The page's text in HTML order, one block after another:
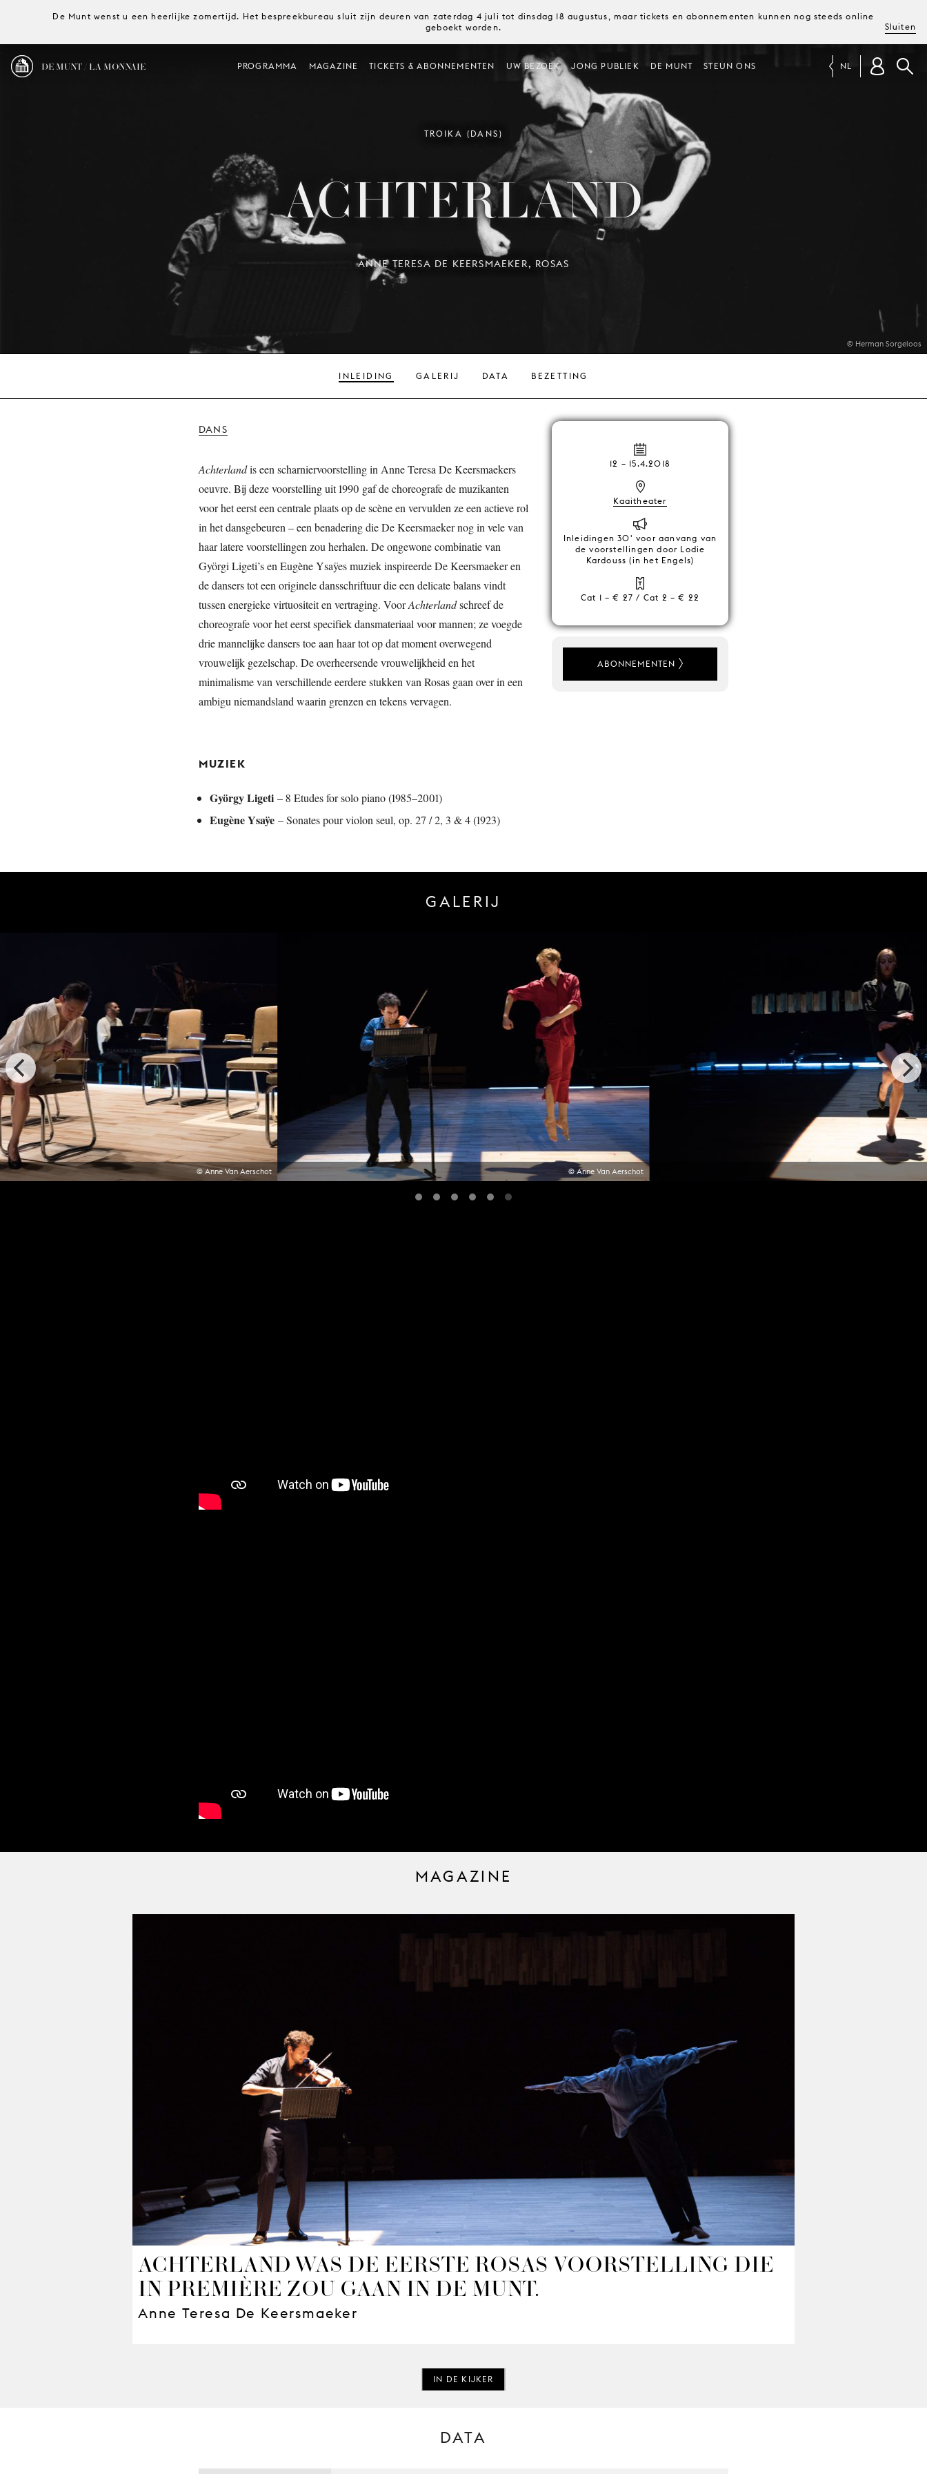
De Munt wenst u een heerlijke zomertijd. Het bespreekbureau sluit zijn deuren van zaterdag 4 juli tot dinsdag 18 augustus, maar tickets en abonnementen kunnen nog steeds online
geboekt worden.
Sluiten
DE MUNT / LA MONNAIE PROGRAMMA MAGAZINE TICKETS & ABONNEMENTEN UW BEZOEK JONG PUBLIEK DE MUNT STEUN ONS NL
© Herman Sorgeloos
TROIKA (DANS)
ACHTERLAND
ANNE TERESA DE KEERSMAEKER, ROSAS
INLEIDING GALERIJ DATA BEZETTING
DANS
Achterlandis een scharniervoorstelling in Anne Teresa De Keersmaekers
oeuvre. Bij deze voorstelling uit 1990 gaf de choreografe de muzikanten
voor het eerst een centrale plaats op de scène en vervulden ze een actieve rol
in het dansgebeuren – een benadering die De Keersmaeker nog in vele van
haar latere voorstellingen zou herhalen. De ongewone combinatie van
Györgi Ligeti’s en Eugène Ysaÿes muziek inspireerde De Keersmaeker en
de dansers tot een originele dansschriftuur die een delicate balans vindt
tussen energieke virtuositeit en vertraging. VoorAchterlandschreef de
choreografe voor het eerst specifiek dansmateriaal voor mannen; ze voegde
drie mannelijke dansers toe aan haar tot op dat moment overwegend
vrouwelijk gezelschap. De overheersende vrouwelijkheid en het
minimalisme van verschillende eerdere stukken van Rosas gaan over in een
ambigu niemandsland waarin grenzen en tekens vervagen.
MUZIEK
György Ligeti – 8 Etudes for solo piano (1985–2001)
Eugène Ysaÿe – Sonates pour violon seul, op. 27 / 2, 3 & 4 (1923)
12 – 15.4.2018
Kaaitheater
Inleidingen 30' voor aanvang van
de voorstellingen door Lodie
Kardouss (in het Engels)
Cat 1 – € 27 / Cat 2 – € 22
ABONNEMENTEN
GALERIJ
© Anne Van Aerschot © Anne Van Aerschot
MAGAZINE
ACHTERLAND WAS DE EERSTE ROSAS-VOORSTELLING DIE
IN PREMIÈRE ZOU GAAN IN DE MUNT.
Anne Teresa De Keersmaeker
IN DE KIJKER
DATA